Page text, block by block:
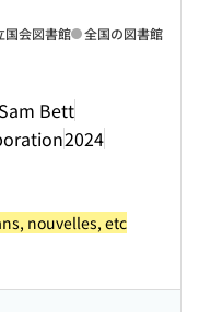
Bett
2024
国会図書館 全国の図書館
nouvelles, etc